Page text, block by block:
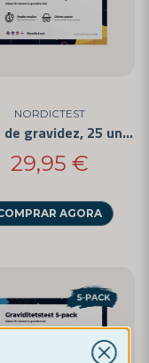
eller samla urin i en
att kissa direkt på
det vara bra att vänta ett
igen.
NORDICTEST
Teste de gravidez, 25 unidades
29,95 €
AGORA